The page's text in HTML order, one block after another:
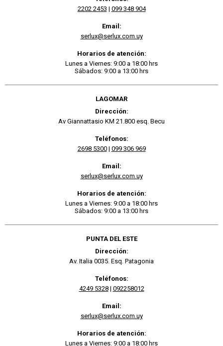
2202 2453 | 099 348 904
Email:
serlux@serlux.com.uy
Horarios de atención:
Lunes a Viernes: 9:00 a 18:00 hrs
Sábados: 9:00 a 13:00 hrs
LAGOMAR
Dirección:
Av Giannattasio KM 21.800 esq. Becu
Teléfonos:
2698 5300| 099 306 969
Email:
serlux@serlux.com.uy
Horarios de atención:
Lunes a Viernes: 9:00 a 18:00 hrs
Sábados: 9:00 a 13:00 hrs
PUNTA DEL ESTE
Dirección:
Av. Italia 0035. Esq. Patagonia
Teléfonos:
4249 5328| 092258012
Email:
serlux@serlux.com.uy
Horarios de atención:
Lunes a Viernes: 9:00 a 18:00 hrs